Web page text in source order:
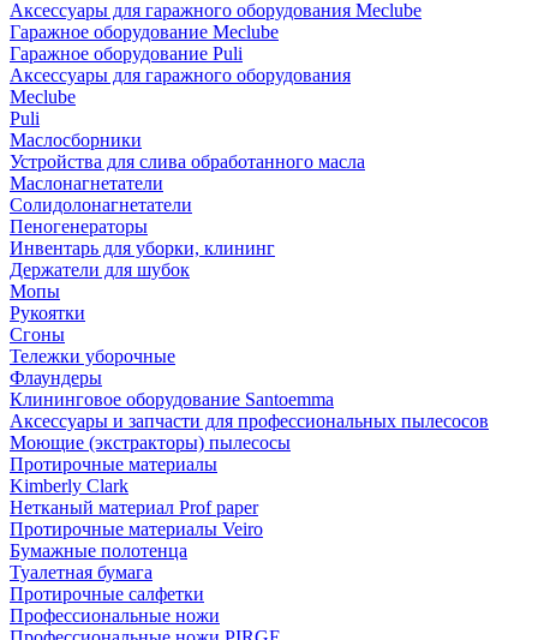
Аксессуары для гаражного оборудования Meclube
Гаражное оборудование Meclube
Гаражное оборудование Puli
Аксессуары для гаражного оборудования
Meclube
Puli
Маслосборники
Устройства для слива обработанного масла
Маслонагнетатели
Солидолонагнетатели
Пеногенераторы
Инвентарь для уборки, клининг
Держатели для шубок
Мопы
Рукоятки
Сгоны
Тележки уборочные
Флаундеры
Клининговое оборудование Santoemma
Аксессуары и запчасти для профессиональных пылесосов
Моющие (экстракторы) пылесосы
Протирочные материалы
Kimberly Clark
Нетканый материал Prof paper
Протирочные материалы Veiro
Бумажные полотенца
Туалетная бумага
Протирочные салфетки
Профессиональные ножи